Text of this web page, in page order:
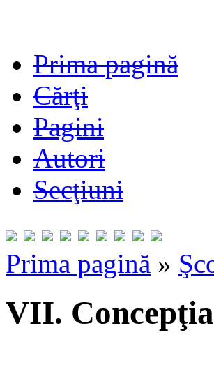
Prima pagină
Cărţi
Pagini
Autori
Secţiuni
Prima pagină »
VII.